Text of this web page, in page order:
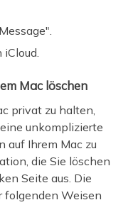
Mac löschen
privat zu halten,
eine unkomplizierte
auf Ihrem Mac zu
die Sie löschen
Seite aus. Die
folgenden Weisen